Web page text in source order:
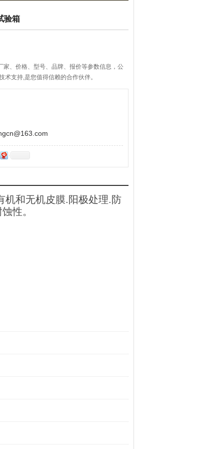
验箱
家、价格、型号、品牌、报价等参数信息，公
术支持,是您值得信赖的合作伙伴。
机和无机皮膜.阳极处理.防
性。